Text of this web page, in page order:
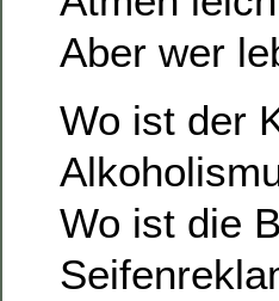
Aber wer
Wo ist der
Wo ist die